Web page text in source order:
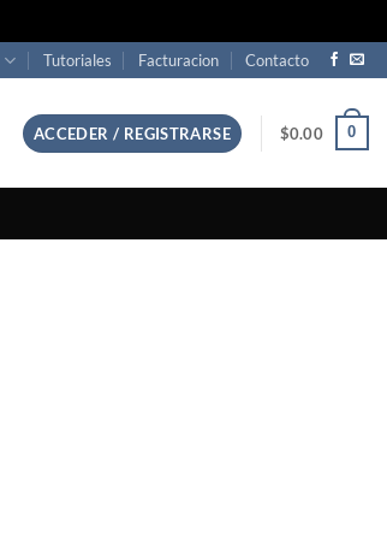
Tutoriales Facturacion Contacto
ACCEDER / REGISTRARSE $0.00 0